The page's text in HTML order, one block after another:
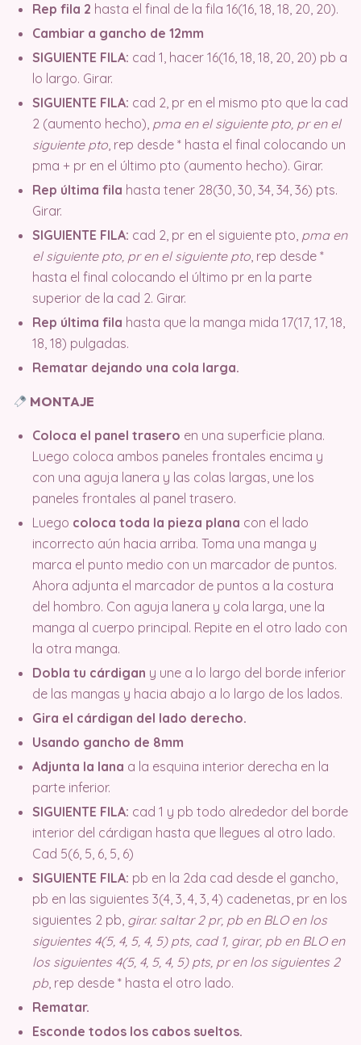
Rep fila 2 hasta el final de la fila 16(16, 18, 18, 20, 20).
Cambiar a gancho de 12mm
SIGUIENTE FILA: cad 1, hacer 16(16, 18, 18, 20, 20) pb a
lo largo. Girar.
SIGUIENTE FILA: cad 2, pr en el mismo pto que la cad
2 (aumento hecho), pma en el siguiente pto, pr en el
siguiente pto, rep desde * hasta el final colocando un
pma + pr en el último pto (aumento hecho). Girar.
Rep última fila hasta tener 28(30, 30, 34, 34, 36) pts.
Girar.
SIGUIENTE FILA: cad 2, pr en el siguiente pto, pma en
el siguiente pto, pr en el siguiente pto, rep desde *
hasta el final colocando el último pr en la parte
superior de la cad 2. Girar.
Rep última fila hasta que la manga mida 17(17, 17, 18,
18, 18) pulgadas.
Rematar dejando una cola larga.
MONTAJE
Coloca el panel trasero en una superficie plana.
Luego coloca ambos paneles frontales encima y
con una aguja lanera y las colas largas, une los
paneles frontales al panel trasero.
Luego coloca toda la pieza plana con el lado
incorrecto aún hacia arriba. Toma una manga y
marca el punto medio con un marcador de puntos.
Ahora adjunta el marcador de puntos a la costura
del hombro. Con aguja lanera y cola larga, une la
manga al cuerpo principal. Repite en el otro lado con
la otra manga.
Dobla tu cárdigan y une a lo largo del borde inferior
de las mangas y hacia abajo a lo largo de los lados.
Gira el cárdigan del lado derecho.
Usando gancho de 8mm
Adjunta la lana a la esquina interior derecha en la
parte inferior.
SIGUIENTE FILA: cad 1 y pb todo alrededor del borde
interior del cárdigan hasta que llegues al otro lado.
Cad 5(6, 5, 6, 5, 6)
SIGUIENTE FILA: pb en la 2da cad desde el gancho,
pb en las siguientes 3(4, 3, 4, 3, 4) cadenetas, pr en los
siguientes 2 pb, girar. saltar 2 pr, pb en BLO en los
siguientes 4(5, 4, 5, 4, 5) pts, cad 1, girar, pb en BLO en
los siguientes 4(5, 4, 5, 4, 5) pts, pr en los siguientes 2
pb, rep desde * hasta el otro lado.
Rematar.
Esconde todos los cabos sueltos.